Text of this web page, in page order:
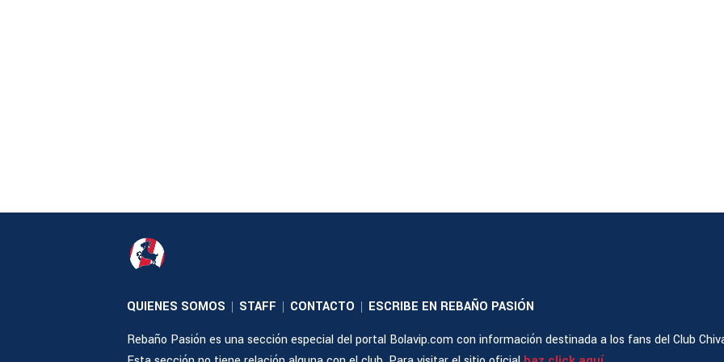
QUIENES SOMOS | STAFF | CONTACTO | ESCRIBE EN REBAÑO PASIÓN
Rebaño Pasión es una sección especial del portal Bolavip.com con información destinada a los fans del Club